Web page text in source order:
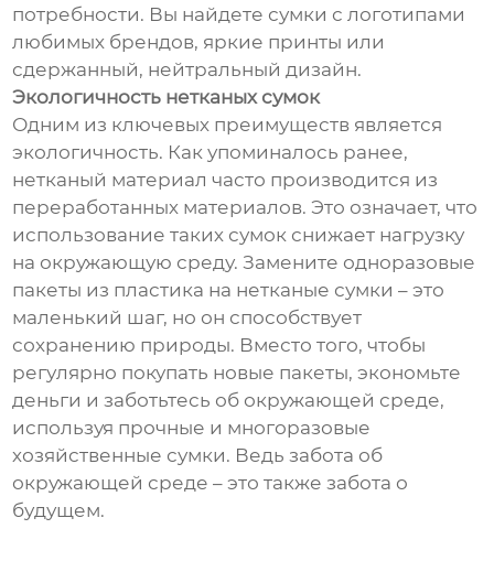
потребности. Вы найдете сумки с логотипами
любимых брендов, яркие принты или
сдержанный, нейтральный дизайн.
Экологичность нетканых сумок
Одним из ключевых преимуществ является
экологичность. Как упоминалось ранее,
нетканый материал часто производится из
переработанных материалов. Это означает, что
использование таких сумок снижает нагрузку
на окружающую среду. Замените одноразовые
пакеты из пластика на нетканые сумки – это
маленький шаг, но он способствует
сохранению природы. Вместо того, чтобы
регулярно покупать новые пакеты, экономьте
деньги и заботьтесь об окружающей среде,
используя прочные и многоразовые
хозяйственные сумки. Ведь забота об
окружающей среде – это также забота о
будущем.